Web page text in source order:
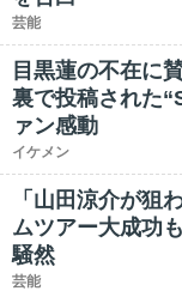
芸能
目黒蓮の不在に
裏で投稿された
ァン感動
イケメン
「山田涼介が狙
ムツアー大成功
騒然
芸能